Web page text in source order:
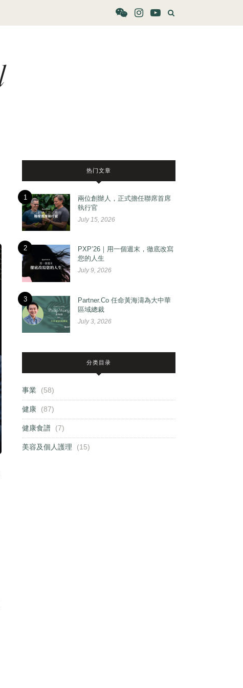
热门文章
1
兩位創辦人，正式擔任聯席首席
執行官
July 15, 2026
2
PXP’26｜用一個週末，徹底改寫
您的人生
July 9, 2026
3
Partner.Co 任命黃海濤為大中華
區域總裁
July 3, 2026
分类目录
事業 (58)
健康 (87)
健康食譜 (7)
美容及個人護理 (15)